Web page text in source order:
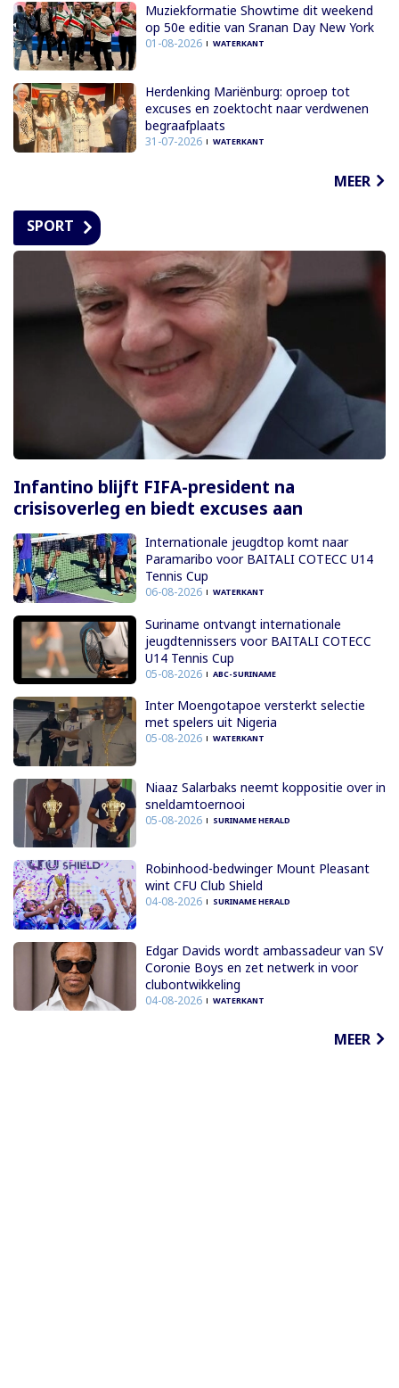
Muziekformatie Showtime dit weekend
op 50e editie van Sranan Day New York
01-08-2026 WATERKANT
Herdenking Mariënburg: oproep tot
excuses en zoektocht naar verdwenen
begraafplaats
31-07-2026 WATERKANT
MEER
SPORT
Infantino blijft FIFA-president na
crisisoverleg en biedt excuses aan
Internationale jeugdtop komt naar
Paramaribo voor BAITALI COTECC U14
Tennis Cup
06-08-2026 WATERKANT
Suriname ontvangt internationale
jeugdtennissers voor BAITALI COTECC
U14 Tennis Cup
05-08-2026 ABC-SURINAME
Inter Moengotapoe versterkt selectie
met spelers uit Nigeria
05-08-2026 WATERKANT
Niaaz Salarbaks neemt koppositie over in
sneldamtoernooi
05-08-2026 SURINAME HERALD
Robinhood-bedwinger Mount Pleasant
wint CFU Club Shield
04-08-2026 SURINAME HERALD
Edgar Davids wordt ambassadeur van SV
Coronie Boys en zet netwerk in voor
clubontwikkeling
04-08-2026 WATERKANT
MEER